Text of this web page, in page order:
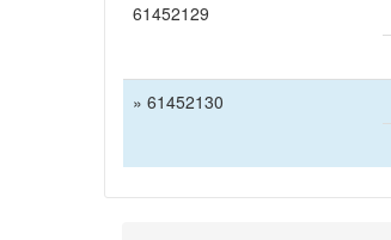
61452129
» 61452130